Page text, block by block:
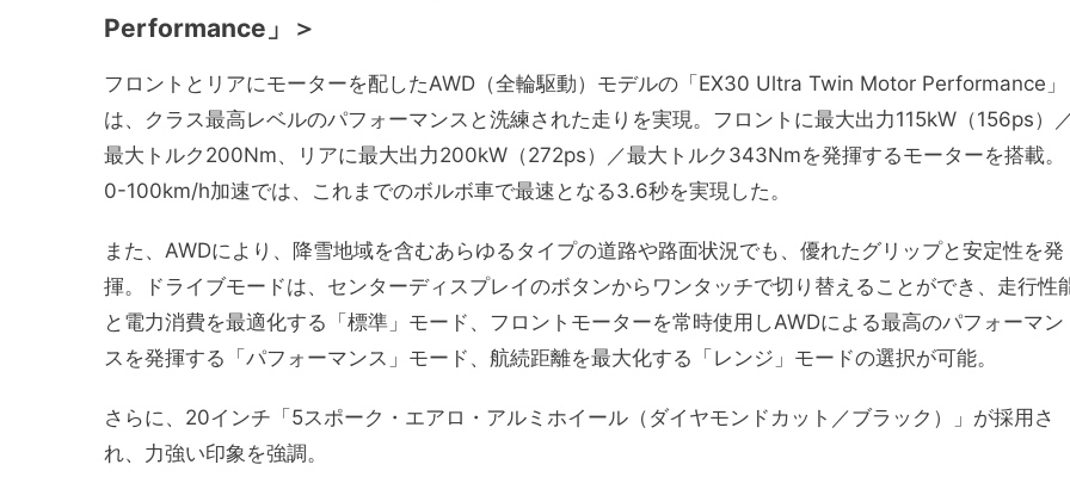
Performance」＞
フロントとリアにモーターを配したAWD（全輪駆動）モデルの「EX30 Ultra Twin Motor Performance」
は、クラス最高レベルのパフォーマンスと洗練された走りを実現。フロントに最大出力115kW（156ps）
最大トルク200Nm、リアに最大出力200kW（272ps）／最大トルク343Nmを発揮するモーターを搭載。
0-100km/h加速では、これまでのボルボ車で最速となる3.6秒を実現した。
また、AWDにより、降雪地域を含むあらゆるタイプの道路や路面状況でも、優れたグリップと安定性を発
揮。ドライブモードは、センターディスプレイのボタンからワンタッチで切り替えることができ、走行性
と電力消費を最適化する「標準」モード、フロントモーターを常時使用しAWDによる最高のパフォーマン
スを発揮する「パフォーマンス」モード、航続距離を最大化する「レンジ」モードの選択が可能。
さらに、20インチ「5スポーク・エアロ・アルミホイール（ダイヤモンドカット／ブラック）」が採用さ
れ、力強い印象を強調。